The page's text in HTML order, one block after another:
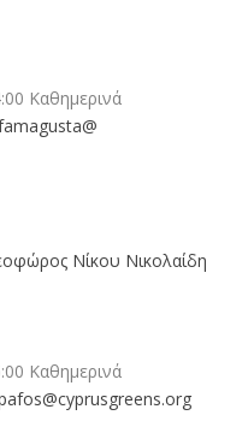
Καθημερινά
Νίκου Νικολαίδη
Καθημερινά